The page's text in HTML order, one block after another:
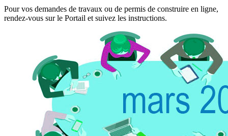
Pour vos demandes de travaux ou de permis de construire en ligne,
rendez-vous sur le Portail et suivez les instructions.